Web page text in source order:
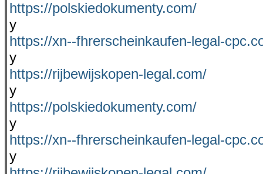
https://polskiedokumenty.com/
y
https://xn--fhrerscheinkaufen-legal-
y
https://rijbewijskopen-legal.com/
y
https://polskiedokumenty.com/
y
https://xn--fhrerscheinkaufen-legal-
y